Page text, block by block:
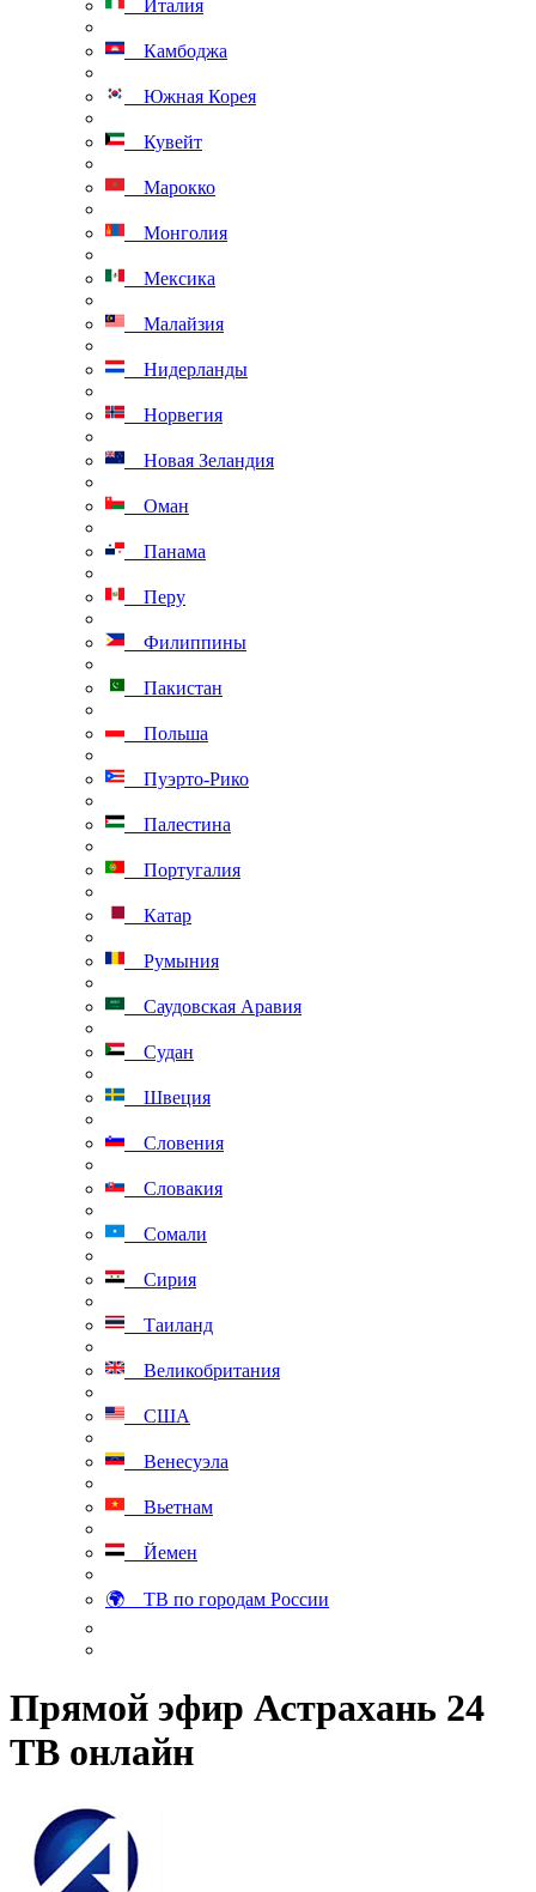
Италия
Камбоджа
Южная Корея
Кувейт
Марокко
Монголия
Мексика
Малайзия
Нидерланды
Норвегия
Новая Зеландия
Оман
Панама
Перу
Филиппины
Пакистан
Польша
Пуэрто-Рико
Палестина
Португалия
Катар
Румыния
Саудовская Аравия
Судан
Швеция
Словения
Словакия
Сомали
Сирия
Таиланд
Великобритания
США
Венесуэла
Вьетнам
Йемен
🌍 ТВ по городам России
Прямой эфир Астрахань 24
ТВ онлайн